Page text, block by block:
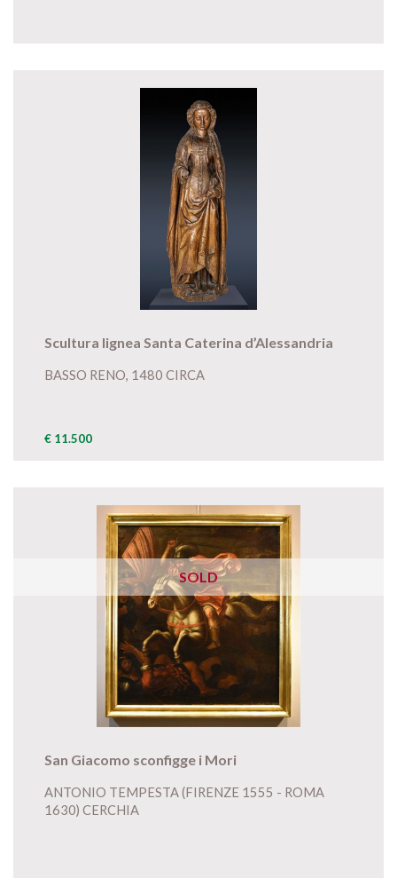
Scultura lignea Santa Caterina d’Alessandria
BASSO RENO, 1480 CIRCA
€ 11.500
SOLD
San Giacomo sconfigge i Mori
ANTONIO TEMPESTA (FIRENZE 1555 - ROMA
1630) CERCHIA